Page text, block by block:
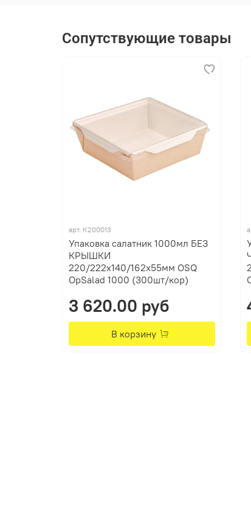
Сопутствующие товары
арт. К200013
Упаковка салатник 1000мл БЕЗ
КРЫШКИ
220/222х140/162х55мм OSQ
OpSalad 1000 (300шт/кор)
3 620.00 руб
В корзину